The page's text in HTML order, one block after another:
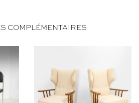
COMPLÉMENTAIRES